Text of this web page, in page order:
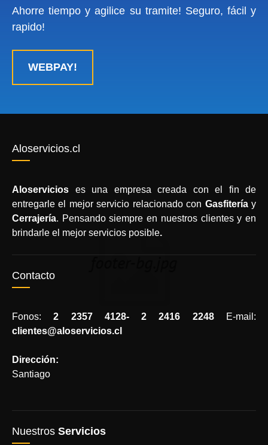
Ahorre tiempo y agilice su tramite! Seguro, fácil y
rapido!
WEBPAY!
Aloservicios.cl
Aloservicios es una empresa creada con el fin de
entregarle el mejor servicio relacionado con Gasfiteríay
Cerrajería. Pensando siempre en nuestros clientes y en
brindarle el mejor servicios posible.
Contacto
Fonos:2 2357 4128- 2 2416 2248E-mail:
clientes@aloservicios.cl
Dirección:
Santiago
Nuestros Servicios